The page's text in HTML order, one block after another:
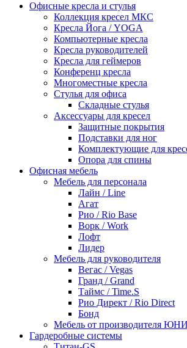
Офисные кресла и стулья
Коллекция кресел МКС
Кресла Йога / YOGA
Компьютерные кресла
Кресла руководителей
Кресла для геймеров
Конференц кресла
Многоместные кресла
Стулья для офиса
Складные стулья
Аксессуары для кресел
Защитные покрытия
Подставки для ног
Комплектующие для
Опора для спины
Офисная мебель
Мебель для персонала
Лайн / Line
Агат
Рио / Rio Base
Ворк / Work
Лофт
Лидер
Мебель для руководителя
Вегас / Vegas
Гранд / Grand
Таймс / Time.S
Рио Директ / Rio Direct
Бонд
Мебель от производителя
Гардеробные системы